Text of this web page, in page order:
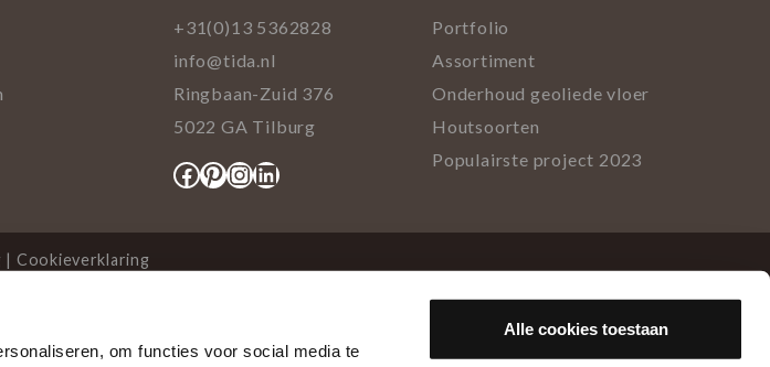
om functies voor social media te
Alle cookies toestaan
+31(0)13 5362828
info@tida.nl
Ringbaan-Zuid 376
5022 GA Tilburg
Facebook
Pinterest
Instagram
LinkedIn
Portfolio
Assortiment
Onderhoud geoliede vloer
Houtsoorten
Populairste project 2023
| Cookieverklaring